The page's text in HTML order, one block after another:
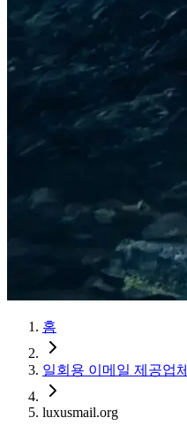
홈
일회용 이메일 제공업체
luxusmail.org